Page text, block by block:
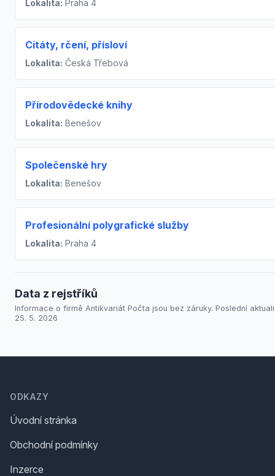
Lokalita: Praha 4
Citáty, rčení, přísloví
Lokalita: Česká Třebová
Přírodovědecké knihy
Lokalita: Benešov
Společenské hry
Lokalita: Benešov
Profesionální polygrafické služby
Lokalita: Praha 4
Data z rejstříků
Informace o firmě Antikvariát Počta jsou bez záruky. Poslední
25. 5. 2026
ODKAZY
Úvodní stránka
Obchodní podmínky
Inzerce